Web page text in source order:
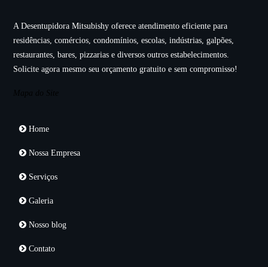
A Desentupidora Mitsubishy oferece atendimento eficiente para
residências, comércios, condomínios, escolas, indústrias, galpões,
restaurantes, bares, pizzarias e diversos outros estabelecimentos.
Solicite agora mesmo seu orçamento gratuito e sem compromisso!
Mapa do Site
Home
Nossa Empresa
Serviços
Galeria
Nosso blog
Contato